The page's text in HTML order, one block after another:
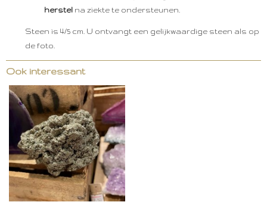
herstel na ziekte te ondersteunen.
Steen is 4/5 cm. U ontvangt een gelijkwaardige steen als op
de foto.
Ook interessant